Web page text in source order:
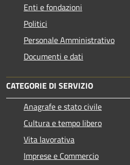
Enti e fondazioni
Politici
Personale Amministrativo
Documenti e dati
CATEGORIE DI SERVIZIO
Anagrafe e stato civile
Cultura e tempo libero
Vita lavorativa
Imprese e Commercio